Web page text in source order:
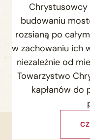
budowaniu
rozsianą po
w zachowaniu ich
niezależnie od
Towarzystwo
kapłanów do